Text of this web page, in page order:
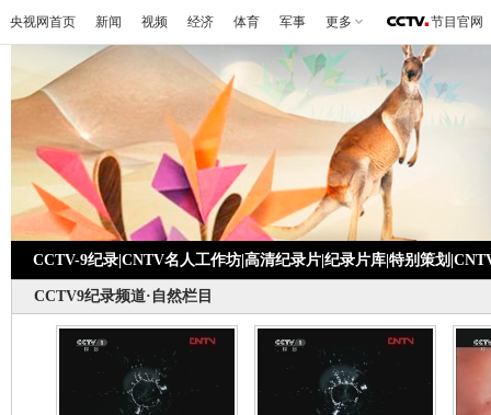
央视网首页 新闻 视频 经济 体育 军事 更多 节目官网
CCTV-9纪录 CNTV名人工作坊 高清纪录片 纪录片库 特别策划
CCTV9纪录频道·自然栏目